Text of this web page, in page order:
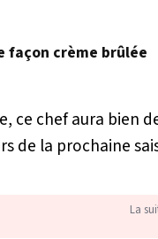
façon crème brûlée
ce chef aura bien
de la prochaine
La